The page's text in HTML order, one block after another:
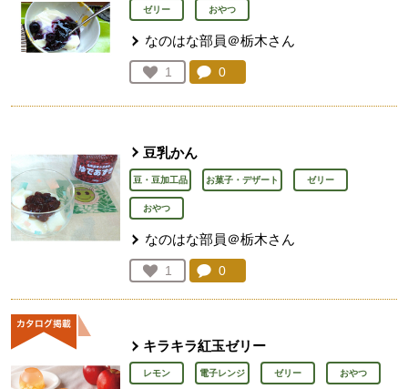
ゼリー おやつ
なのはな部員＠栃木さん
お気に入り登録：
1
人が登録
コメント：
0
豆乳かん
豆・豆加工品 お菓子・デザート ゼリー
おやつ
なのはな部員＠栃木さん
お気に入り登録：
1
人が登録
コメント：
0
キラキラ紅玉ゼリー
レモン 電子レンジ ゼリー おやつ